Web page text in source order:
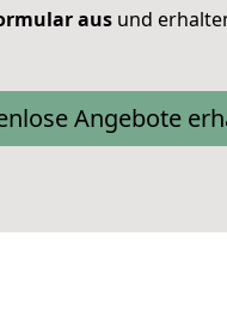
aus und
Angebote